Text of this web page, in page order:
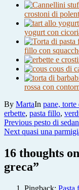
crostoni di
yogurt con
fillo con
rossa con
By MartaIn pane, torte
erbette, pasta fillo,
Navigazione
articoli
Previous Previous
post:
pesto di
Next Next
quasi una
16 thoughts
greca”
Pingback: Pasta